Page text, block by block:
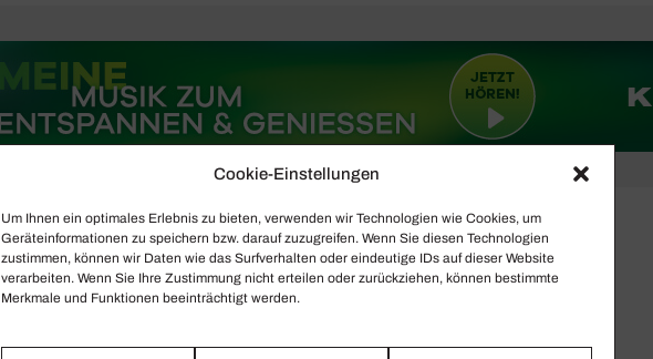
Cookie-Einstellungen
Um Ihnen ein optimales Erlebnis zu bieten, verwenden wir Technologien wie Cookies, um
Geräteinformationen zu speichern bzw. darauf zuzugreifen. Wenn Sie diesen Technologien
zustimmen, können wir Daten wie das Surfverhalten oder eindeutige IDs auf dieser Website
verarbeiten. Wenn Sie Ihre Zustimmung nicht erteilen oder zurückziehen, können bestimmte
Merkmale und Funktionen beeinträchtigt werden.